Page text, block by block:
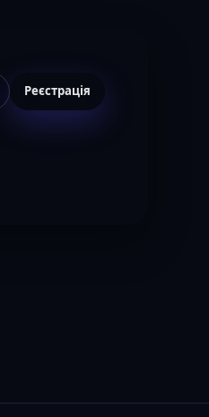
Реєстрація